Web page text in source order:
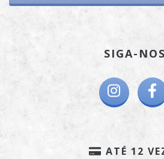
SIGA-NOS
ATÉ 12